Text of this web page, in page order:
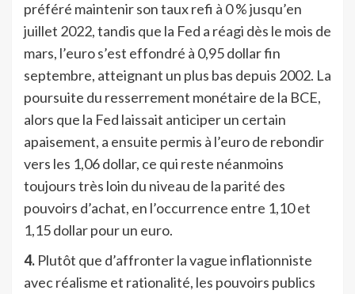
préféré maintenir son taux refi à 0 % jusqu’en
juillet 2022, tandis que la Fed a réagi dès le mois de
mars, l’euro s’est effondré à 0,95 dollar fin
septembre, atteignant un plus bas depuis 2002. La
poursuite du resserrement monétaire de la BCE,
alors que la Fed laissait anticiper un certain
apaisement, a ensuite permis à l’euro de rebondir
vers les 1,06 dollar, ce qui reste néanmoins
toujours très loin du niveau de la parité des
pouvoirs d’achat, en l’occurrence entre 1,10 et
1,15 dollar pour un euro.
4. Plutôt que d’affronter la vague inflationniste
avec réalisme et rationalité, les pouvoirs publics